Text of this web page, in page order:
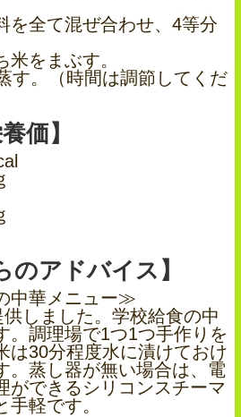
全て混ぜ合わせ、4等分
をまぶす。
す。（時間は調節してくだ
価】
のアドバイス】
中華メニュー≫
しました。学校給食の中
。調理場で1つ1つ手作りを
は30分程度水に漬けておけ
。蒸し器が無い場合は、電
ができるシリコンスチーマ
軽です。